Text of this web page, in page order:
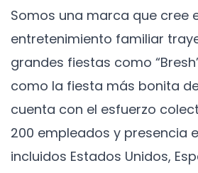
Somos una marca que cree
entretenimiento familiar
grandes fiestas como
como la fiesta más bonita
cuenta con el esfuerzo
200 empleados y presencia
incluidos Estados Unidos,